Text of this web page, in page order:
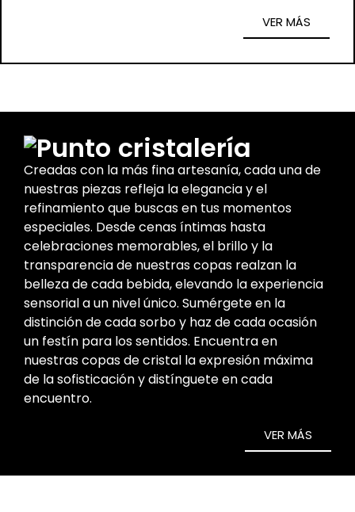
VER MÁS
cristalería
Creadas con la más fina artesanía, cada una de
nuestras piezas refleja la elegancia y el
refinamiento que buscas en tus momentos
especiales. Desde cenas íntimas hasta
celebraciones memorables, el brillo y la
transparencia de nuestras copas realzan la
belleza de cada bebida, elevando la experiencia
sensorial a un nivel único. Sumérgete en la
distinción de cada sorbo y haz de cada ocasión
un festín para los sentidos. Encuentra en
nuestras copas de cristal la expresión máxima
de la sofisticación y distínguete en cada
encuentro.
VER MÁS